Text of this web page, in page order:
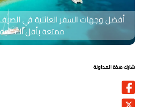
أفضل وجهات السفر العائلية في الصيف
ممتعة بأقل التكاليف
هذة المداونة